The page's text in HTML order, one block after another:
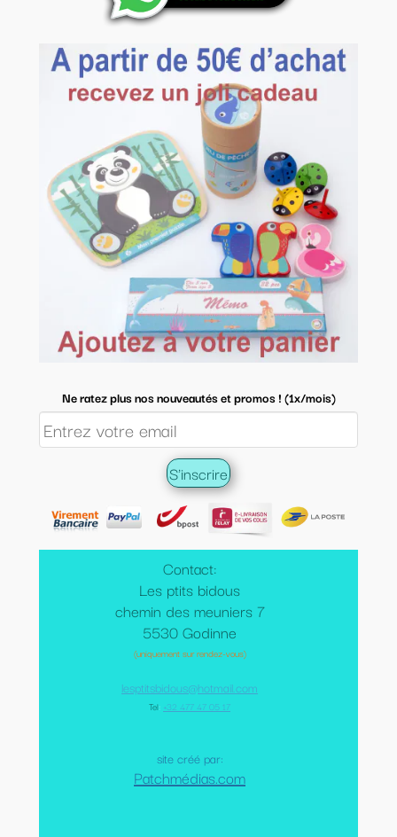
Contact:
Les ptits bidous
chemin des meuniers 7
5530 Godinne
(uniquement sur rendez-vous)
lesptitsbidous@hotmail.com
Tel: +32 477 47 05 17
site créé par:
Patchmédias.com
Ne ratez plus nos nouveautés et promos ! (1x/mois)